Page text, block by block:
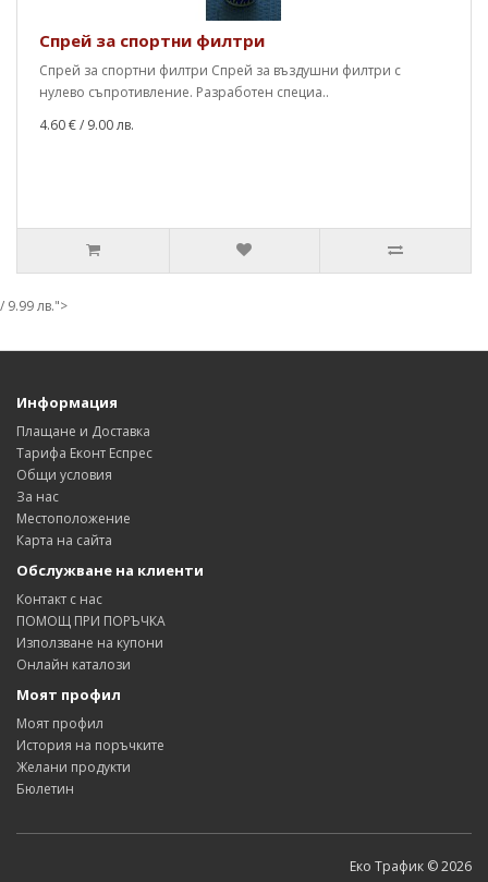
Спрей за спортни филтри
Спрей за спортни филтри Спрей за въздушни филтри с
нулево съпротивление. Разработен специа..
4.60 €/ 9.00 лв.
/ 9.99 лв.">
Информация
Плащане и Доставка
Тарифа Еконт Еспрес
Общи условия
За нас
Местоположение
Карта на сайта
Обслужване на клиенти
Контакт с нас
ПОМОЩ ПРИ ПОРЪЧКА
Използване на купони
Онлайн каталози
Моят профил
Моят профил
История на поръчките
Желани продукти
Бюлетин
Еко Трафик © 2026